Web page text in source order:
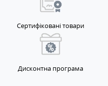
Сертифіковані товари
Дисконтна програма